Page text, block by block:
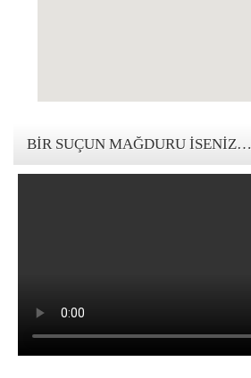
BIR SUÇUN MAĞDURU İSENIZ…